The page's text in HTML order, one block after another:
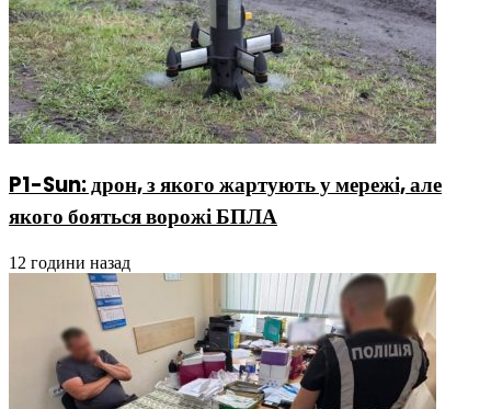
P1-Sun: дрон, з якого жартують у мережі, але
якого бояться ворожі БПЛА
12 години назад